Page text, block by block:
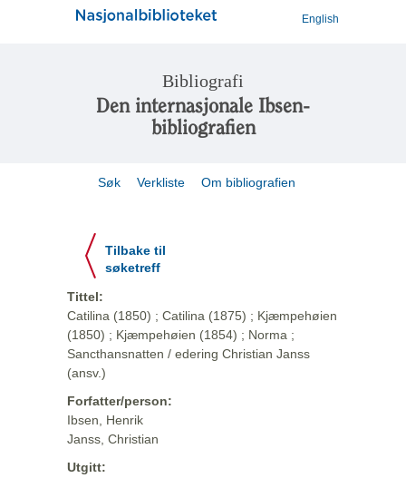
English
Bibliografi
Den internasjonale Ibsen-
bibliografien
Søk Verkliste Om bibliografien
Tilbake til
søketreff
Tittel:
Catilina (1850) ; Catilina (1875) ; Kjæmpehøien
(1850) ; Kjæmpehøien (1854) ; Norma ;
Sancthansnatten / edering Christian Janss
(ansv.)
Forfatter/person:
Ibsen, Henrik
Janss, Christian
Utgitt: